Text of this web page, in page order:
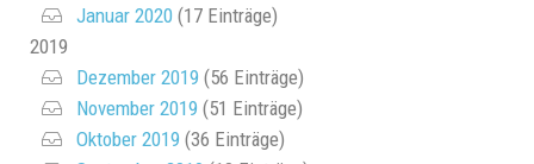
Januar 2020 (17 Einträge)
2019
Dezember 2019 (56 Einträge)
November 2019 (51 Einträge)
Oktober 2019 (36 Einträge)